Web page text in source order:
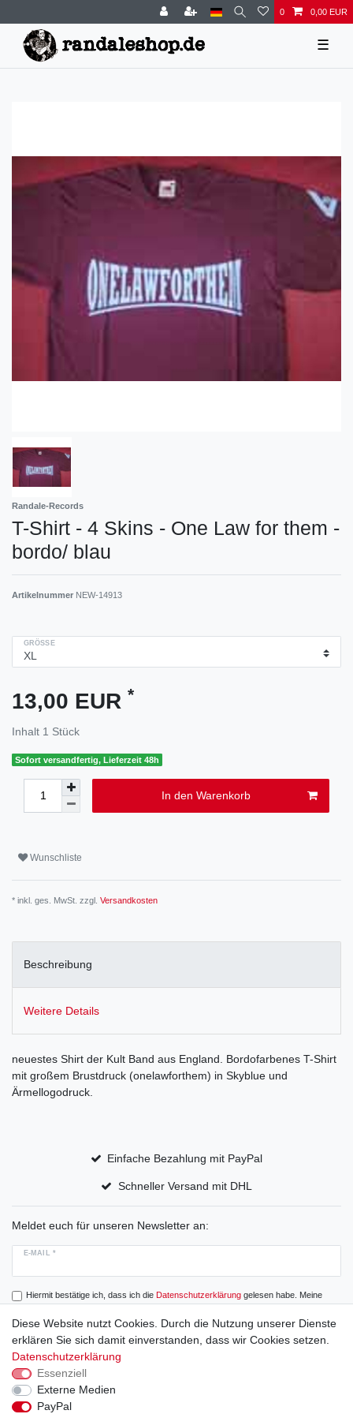
0 0,00 EUR
☰
Randale-Records
T-Shirt - 4 Skins - One Law for them -
bordo/ blau
Artikelnummer NEW-14913
GRÖSSE
13,00 EUR *
Inhalt 1 Stück
Sofort versandfertig, Lieferzeit 48h
In den Warenkorb
Wunschliste
* inkl. ges. MwSt. zzgl. Versandkosten
Beschreibung
Weitere Details
neuestes Shirt der Kult Band aus England. Bordofarbenes T-Shirt
mit großem Brustdruck (onelawforthem) in Skyblue und
Ärmellogodruck.
Einfache Bezahlung mit PayPal
Schneller Versand mit DHL
Meldet euch für unseren Newsletter an:
E-MAIL *
Hiermit bestätige ich, dass ich die Daten­schutz­erklärunggelesen habe. Meine
Einwilligung kann ich jederzeit widerrufen.
Abonnieren
Widerrufs­recht
Diese Website nutzt Cookies. Durch die Nutzung unserer Dienste
erklären Sie sich damit einverstanden, dass wir Cookies setzen.
Datenschutzerklärung
Essenziell
Externe Medien
PayPal